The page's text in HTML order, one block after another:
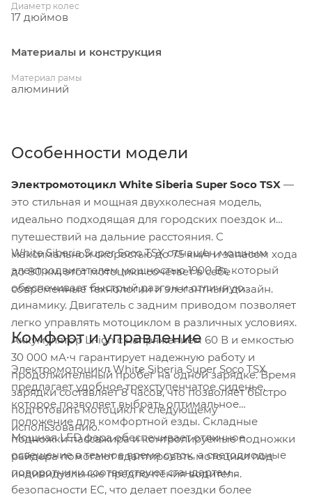
Диаметр колес
17 дюймов
Материалы и конструкция
Материал рамы
алюминий
Особенности модели
Электромотоцикл White Siberia Super Soco TSX —
это стильная и мощная двухколесная модель,
идеально подходящая для городских поездок и
путешествий на дальние расстояния. С
максимальной скоростью до 75 км/ч и запасом хода
до 80 км, этот мотоцикл сочетает в себе
современные технологии и элегантный дизайн.
White Siberia Super Soco TSX оснащен мощным
электродвигателем мощностью 1900 Вт, который
обеспечивает быстрый разгон и отличную
динамику. Двигатель с задним приводом позволяет
легко управлять мотоциклом в различных условиях.
Аккумулятор Li-ion с напряжением 60 В и емкостью
30 000 мА⋅ч гарантирует надежную работу и
продолжительный пробег на одной зарядке. Время
зарядки составляет 8 часов, что позволяет быстро
подготовить мотоцикл к следующему
использованию.
Комфорт и управление
Электромотоцикл White Siberia Super Soco TSX
предлагает удобное трехступенчатое сиденье,
которое позволяет выбрать оптимальное
положение для комфортной езды. Складные
подножки пассажира и контролируемые подножки
райдера помогают адаптировать мотоцикл под
индивидуальные предпочтения водителя.
Мощная LED фара обеспечивает отличное
освещение в темное время суток, а светодиодные
поворотники соответствуют стандартам
безопасности ЕС, что делает поездки более